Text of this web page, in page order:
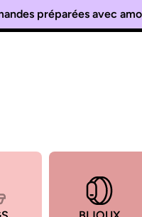
Vous aimez les chats ?